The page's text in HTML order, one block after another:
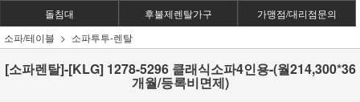
돌침대
후불제렌탈가구
가맹점/대리점문의
소파/테이블
소파투투-렌탈
[소파렌탈]-[KLG] 1278-5296 클래식소파4인용-(월214,300*36
개월/등록비면제)